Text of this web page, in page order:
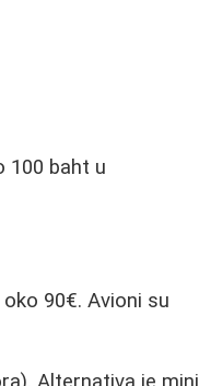
100 baht u
90€. Avioni su